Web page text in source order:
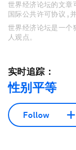
世界经济论坛的文章
国际公共许可协议 ,
世界经济论坛是一个
人观点。
实时追踪：
性别平等
Follow